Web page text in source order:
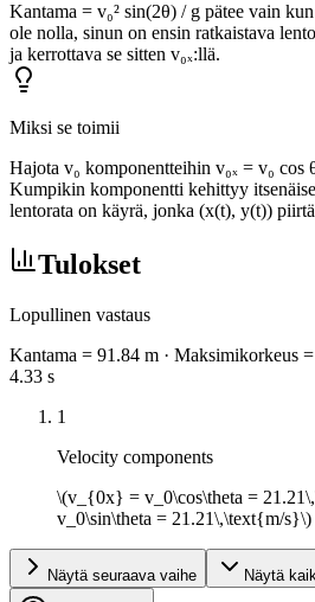
Kantama = v₀² sin(2θ) / g pätee vain
ole nolla, sinun on ensin ratkaistava
ja kerrottava se sitten v₀ₓ:llä.
Miksi se toimii
Hajota v₀ komponentteihin v₀ₓ = v₀ cos
Kumpikin komponentti kehittyy
lentorata on käyrä, jonka (x(t), y(t))
Tulokset
Lopullinen vastaus
Kantama = 91.84 m · Maksimikorkeus
4.33 s
1
Velocity components
\(v_{0x} = v_0\cos\theta =
v_0\sin\theta = 21.21\,\text{m/s}\)
Näytä seuraava vaihe Näytä